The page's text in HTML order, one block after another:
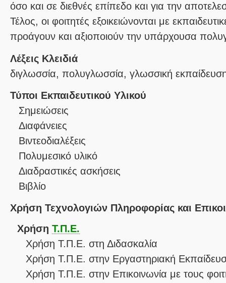
όσο και σε διεθνές επίπεδο και για την
Τέλος, οι φοιτητές εξοικειώνονται με
Λέξεις Κλειδιά
διγλωσσία, πολυγλωσσία, γλωσσική
Τύποι Εκπαιδευτικού Υλικού
Σημειώσεις
Διαφάνειες
Βιντεοδιαλέξεις
Πολυμεσικό υλικό
Διαδραστικές ασκήσεις
Βιβλίο
Χρήση Τεχνολογιών Πληροφορίας και
Χρήση Τ.Π.Ε.
Χρήση Τ.Π.Ε. στη Διδασκαλία
Χρήση Τ.Π.Ε. στην Εργαστηριακή
Χρήση Τ.Π.Ε. στην Επικοινωνία με τους